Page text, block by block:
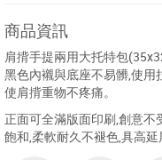
商品資訊
肩揹手提兩用大托特包
黑色內襯與底座不易髒,使用
使肩揹重物不疼痛。
正面可全滿版面印刷,創意
飽和,柔軟耐久不褪色,具高延